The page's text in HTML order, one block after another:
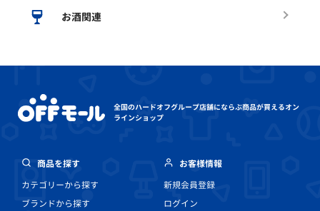
お酒関連
全国のハードオフグループ店舗にならぶ商品が買えるオン
ラインショップ
商品を探す
カテゴリーから探す
ブランドから探す
お客様情報
新規会員登録
ログイン